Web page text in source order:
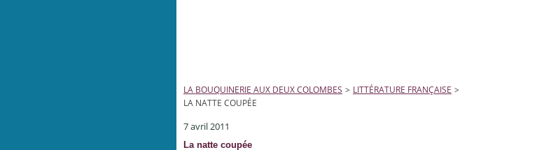
LA BOUQUINERIE AUX DEUX COLOMBES > LITTÉRATURE FRANÇAISE >
LA NATTE COUPÉE
7 avril 2011
La natte coupée